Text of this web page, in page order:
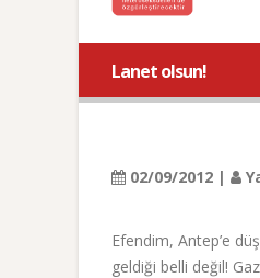
Lanet olsun!
02/09/2012 |
Efendim, Antep’e
geldiği belli değil!